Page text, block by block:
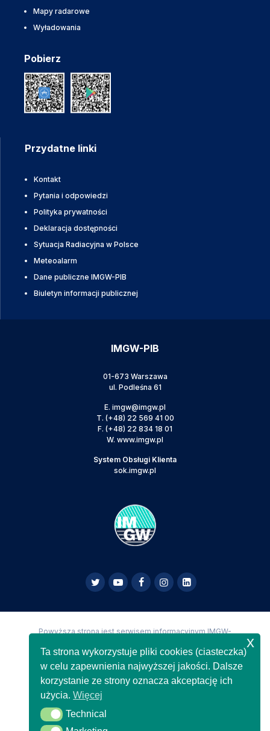
Mapy radarowe
Wyładowania
Pobierz
Przydatne linki
Kontakt
Pytania i odpowiedzi
Polityka prywatności
Deklaracja dostępności
Sytuacja Radiacyjna w Polsce
Meteoalarm
Dane publiczne IMGW-PIB
Biuletyn informacji publicznej
IMGW-PIB
01-673 Warszawa
ul. Podleśna 61
E. imgw@imgw.pl
T. (+48) 22 569 41 00
F. (+48) 22 834 18 01
W. www.imgw.pl
System Obsługi Klienta
sok.imgw.pl
Powyższa strona jest serwisem informacyjnym IMGW-
Copyright IMGW-PIB Wszelkie prawa zastrzeżone
Ta strona wykorzystuje pliki cookies (ciasteczka)
w celu zapewnienia najwyższej jakości. Dalsze
korzystanie ze strony oznacza akceptację ich
użycia.Więcej
Technical
Technical
x